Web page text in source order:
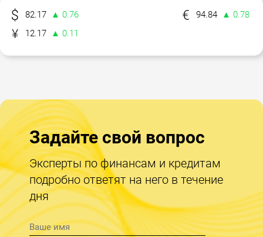
82.17 ▲ 0.76 94.84
▲ 0.78
12.17
▲ 0.11
Задайте свой вопрос
Эксперты по финансам и кредитам
подробно ответят на него в течение
дня